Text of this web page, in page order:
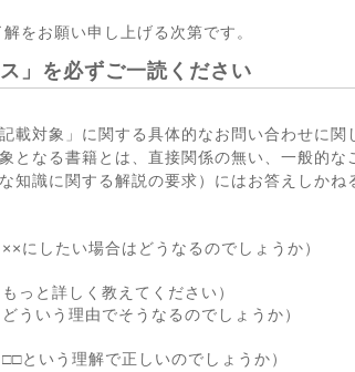
をお願い申し上げる次第です。
」を必ずご一読ください
載対象」に関する具体的なお問い合わせに関
となる書籍とは、直接関係の無い、一般的
知識に関する解説の要求）にはお答えしかね
にしたい場合はどうなるのでしょうか）
っと詳しく教えてください）
ういう理由でそうなるのでしょうか）
という理解で正しいのでしょうか）